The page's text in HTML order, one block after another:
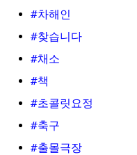
#차해인
#찾습니다
#채소
#책
#초콜릿요정
#축구
#출몰극장